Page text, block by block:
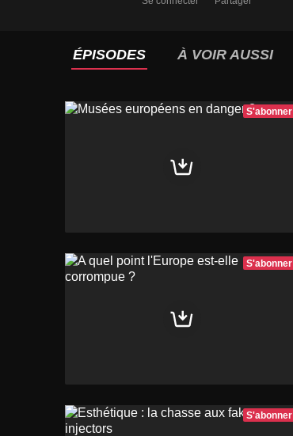
ÉPISODES À VOIR AUSSI
S'abonner
S'abonner
S'abonner